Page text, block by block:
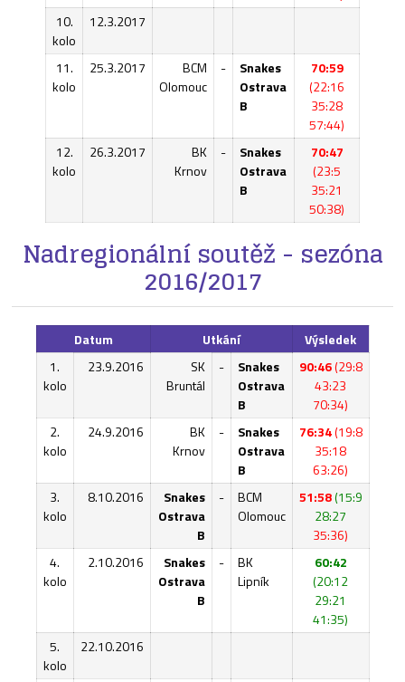
10.
kolo
12.3.2017
11.
kolo
25.3.2017
BCM
Olomouc
-
Snakes
Ostrava
B
70:59
(22:16
35:28
57:44)
12.
kolo
26.3.2017
BK
Krnov
-
Snakes
Ostrava
B
70:47
(23:5
35:21
50:38)
Nadregionální soutěž - sezóna
2016/2017
Datum Utkání
Výsledek
1.
kolo
23.9.2016
SK
Bruntál
-
Snakes
Ostrava
B
90:46(29:8
43:23
70:34)
2.
kolo
24.9.2016
BK
Krnov
-
Snakes
Ostrava
B
76:34(19:8
35:18
63:26)
3.
kolo
8.10.2016
Snakes
Ostrava
B
-
BCM
Olomouc
51:58(15:9
28:27
35:36)
4.
kolo
2.10.2016
Snakes
Ostrava
B
-
BK
Lipník
60:42
(20:12
29:21
41:35)
5.
kolo
22.10.2016